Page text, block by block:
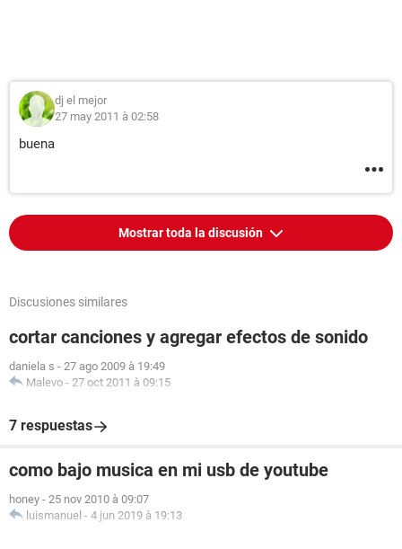
dj el mejor
27 may 2011 à 02:58
buena
Mostrar toda la discusión
Discusiones similares
cortar canciones y agregar efectos de sonido
daniela s - 27 ago 2009 à 19:49
Malevo - 27 oct 2011 à 09:15
7 respuestas
como bajo musica en mi usb de youtube
honey - 25 nov 2010 à 09:07
luismanuel - 4 jun 2019 à 19:13